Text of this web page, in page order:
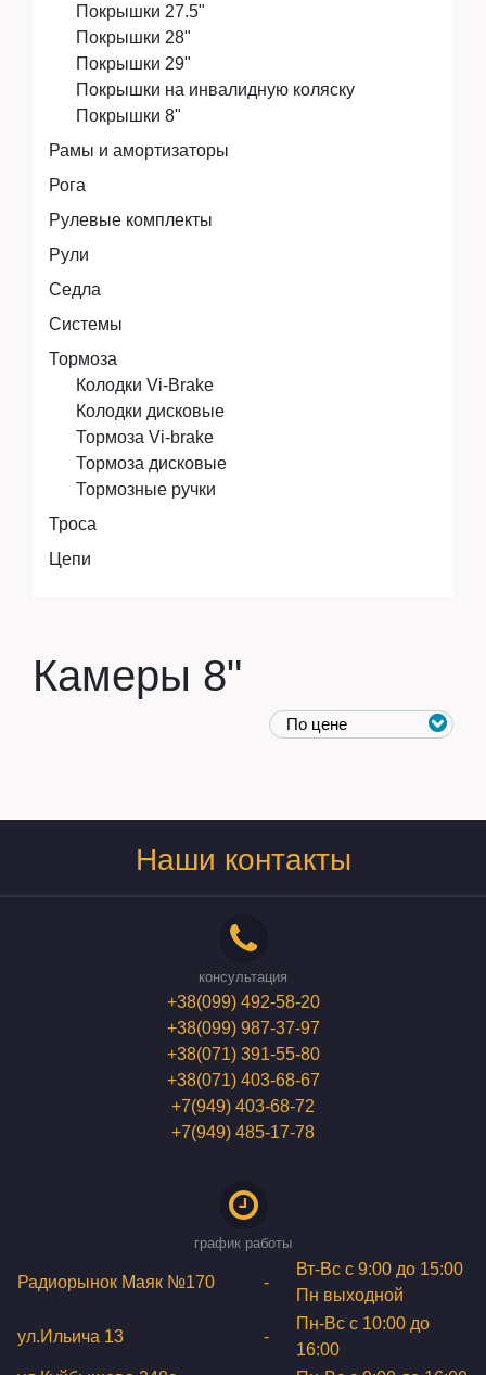
Покрышки 27.5"
Покрышки 28"
Покрышки 29"
Покрышки на инвалидную коляску
Покрышки 8"
Рамы и амортизаторы
Рога
Рулевые комплекты
Рули
Седла
Системы
Тормоза
Колодки Vi-Brake
Колодки дисковые
Тормоза Vi-brake
Тормоза дисковые
Тормозные ручки
Троса
Цепи
Камеры 8"
Наши контакты
консультация
+38(099) 492-58-20
+38(099) 987-37-97
+38(071) 391-55-80
+38(071) 403-68-67
+7(949) 403-68-72
+7(949) 485-17-78
график работы
Радиорынок Маяк №170 -
Вт-Вс с 9:00 до 15:00
Пн выходной
ул.Ильича 13 -
Пн-Вс с 10:00 до
16:00